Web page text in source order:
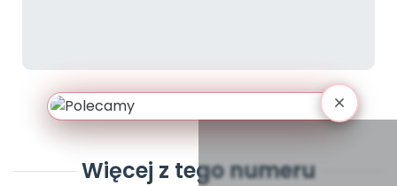
Więcej z tego numeru